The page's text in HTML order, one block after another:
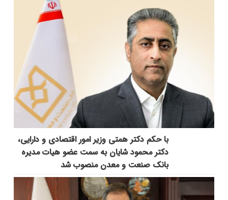
با حکم دکتر همتی وزیر امور اقتصادی و دارایی،
دکتر محمود شایان به سمت عضو هیات مدیره
بانک صنعت و معدن منصوب شد